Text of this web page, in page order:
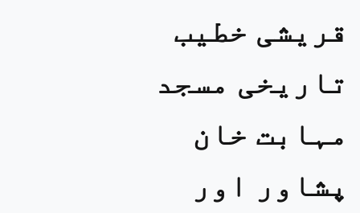
قریشی خطیب
تاریخی مسجد
مہابت خان
پشاور اور